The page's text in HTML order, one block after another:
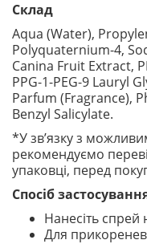
Склад
Aqua (Water),
Polyquaternium-4,
Canina Fruit Extract,
PPG-1-PEG-9 Lauryl
Parfum (Fragrance),
Benzyl Salicylate.
*У зв’язку з
рекомендуємо
упаковці, перед
Спосіб
Нанесіть спрей
Для